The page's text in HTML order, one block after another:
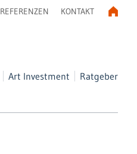
Art Investment Ratgeber
REFERENZEN KONTAKT